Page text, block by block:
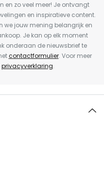
en zo veel meer! Je ontvangt
en inspiratieve content.
we jouw mening belangrijk en
Je kan op elk moment
onderaan de nieuwsbrief te
contactformulier. Voor meer
privacyverklaring.